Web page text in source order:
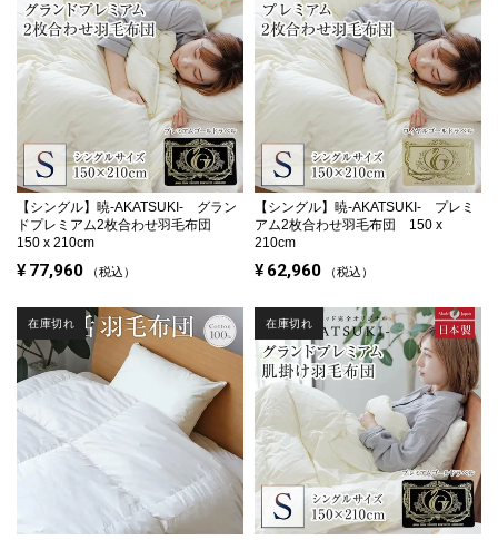
【シングル】 暁-AKATSUKI- グラン
ドプレミアム2枚合わせ羽毛布団
150 x 210cm
¥ 77,960 税込
【シングル】 暁-AKATSUKI- プレミ
アム2枚合わせ羽毛布団 150 x
210cm
¥ 62,960 税込
在庫切れ 在庫切れ